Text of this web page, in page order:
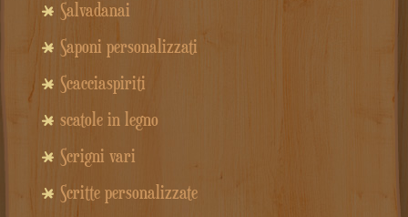
Salvadanai
Saponi personalizzati
Scacciaspiriti
scatole in legno
Scrigni vari
Scritte personalizzate